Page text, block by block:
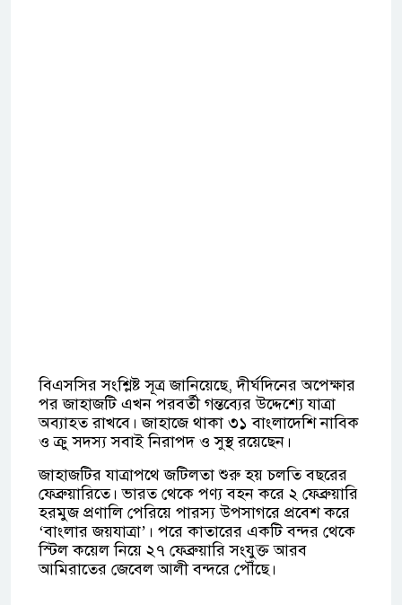
বিএসসির সংশ্লিষ্ট সূত্র জানিয়েছে, দীর্ঘদিনের অপেক্ষার
পর জাহাজটি এখন পরবর্তী গন্তব্যের উদ্দেশ্যে যাত্রা
অব্যাহত রাখবে। জাহাজে থাকা ৩১ বাংলাদেশি নাবিক
ও ক্রু সদস্য সবাই নিরাপদ ও সুস্থ রয়েছেন।
জাহাজটির যাত্রাপথে জটিলতা শুরু হয় চলতি বছরের
ফেব্রুয়ারিতে। ভারত থেকে পণ্য বহন করে ২ ফেব্রুয়ারি
হরমুজ প্রণালি পেরিয়ে পারস্য উপসাগরে প্রবেশ করে
‘বাংলার জয়যাত্রা’। পরে কাতারের একটি বন্দর থেকে
স্টিল কয়েল নিয়ে ২৭ ফেব্রুয়ারি সংযুক্ত আরব
আমিরাতের জেবেল আলী বন্দরে পৌঁছে।